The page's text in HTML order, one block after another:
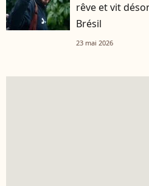
rêve et vit
Brésil
23 mai 2026